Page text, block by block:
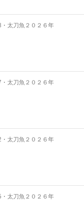
・ 太刀魚２０２６年
・ 太刀魚２０２６年
・ 太刀魚２０２６年
・ 太刀魚２０２６年